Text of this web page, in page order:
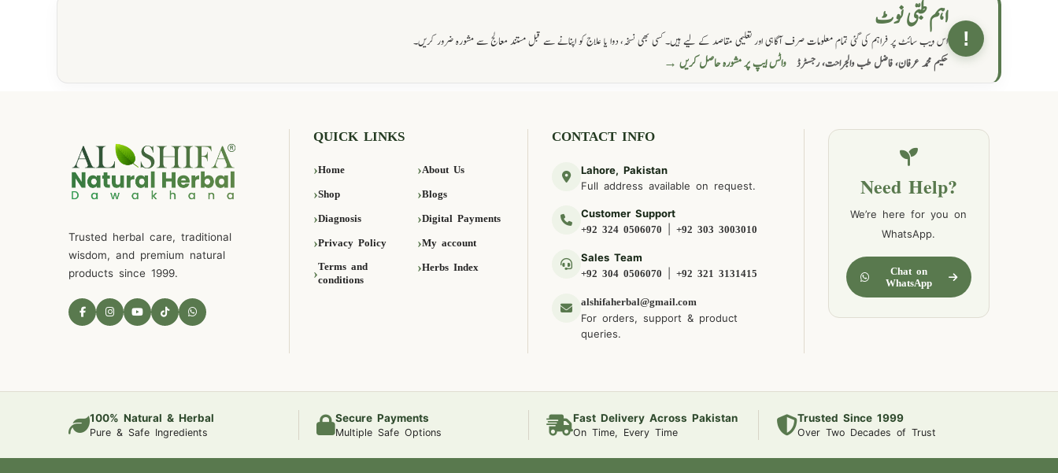
!
اہم طبی نوٹ
اس ویب سائٹ پر فراہم کی گئی تمام معلومات صرف آگاہی اور تعلیمی مقاصد کے لیے ہیں۔ کسی بھی نسخہ، دوا یا علاج کو اپنانے سے قبل مستند معالج سے مشورہ ضرور کریں۔
حکیم محمد عرفان، فاضل طب والجراحت، رجسٹرڈ واٹس ایپ پر مشورہ حاصل کریں →
Trusted herbal care, traditional
wisdom, and premium natural
products since 1999.
QUICK LINKS
Home About Us
Shop Blogs
Diagnosis Digital Payments
Privacy Policy My account
Terms and
conditions
Herbs Index
CONTACT INFO
Lahore, Pakistan
Full address available on request.
Customer Support
+92 324 0506070 |+92 303 3003010
Sales Team
+92 304 0506070 |+92 321 3131415
alshifaherbal@gmail.com
For orders, support & product
queries.
Need Help?
We’re here for you on
WhatsApp.
Chat on
WhatsApp
100% Natural & Herbal
Pure & Safe Ingredients
Secure Payments
Multiple Safe Options
Fast Delivery Across Pakistan
On Time, Every Time
Trusted Since 1999
Over Two Decades of Trust